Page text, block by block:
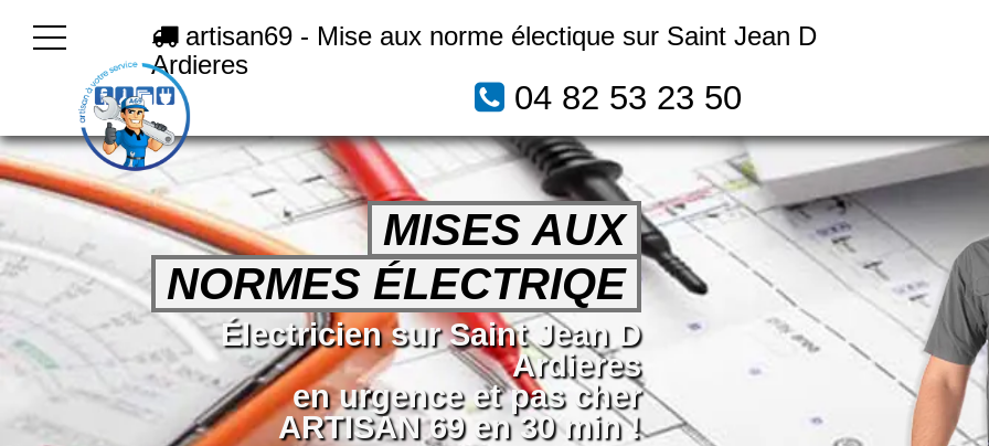
artisan69 - Mise aux norme électique sur Saint Jean D
Ardieres
04 82 53 23 50
MISES AUX
NORMES ÉLECTRIQE
Électricien sur Saint Jean D
Ardieres
en urgence et pas cher
ARTISAN 69 en 30 min !